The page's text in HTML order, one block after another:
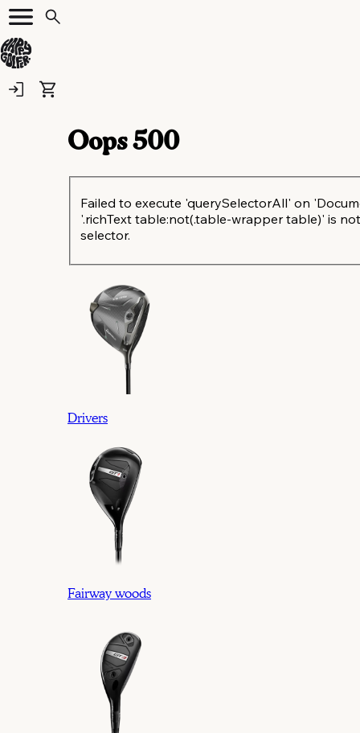
Oops500
Failed to execute 'querySelectorAll' on
'.richText table:not(.table-wrapper table)' is
selector.
Drivers
Fairway woods